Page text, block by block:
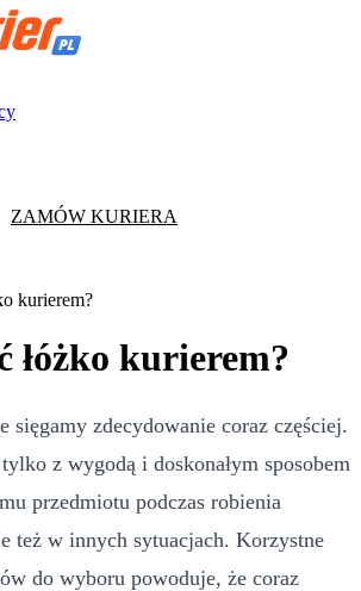
ZAMÓW KURIERA
kurierem?
łóżko kurierem?
sięgamy zdecydowanie coraz częściej.
z wygodą i doskonałym sposobem
przedmiotu podczas robienia
też w innych sytuacjach. Korzystne
do wyboru powoduje, że coraz